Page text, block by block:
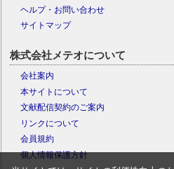
ヘルプ・お問い合わせ
サイトマップ
株式会社メテオについて
会社案内
本サイトについて
文献配信契約のご案内
リンクについて
会員規約
個人情報保護方針